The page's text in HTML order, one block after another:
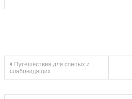
Навигация
Путешествия для слепых и
слабовидящих